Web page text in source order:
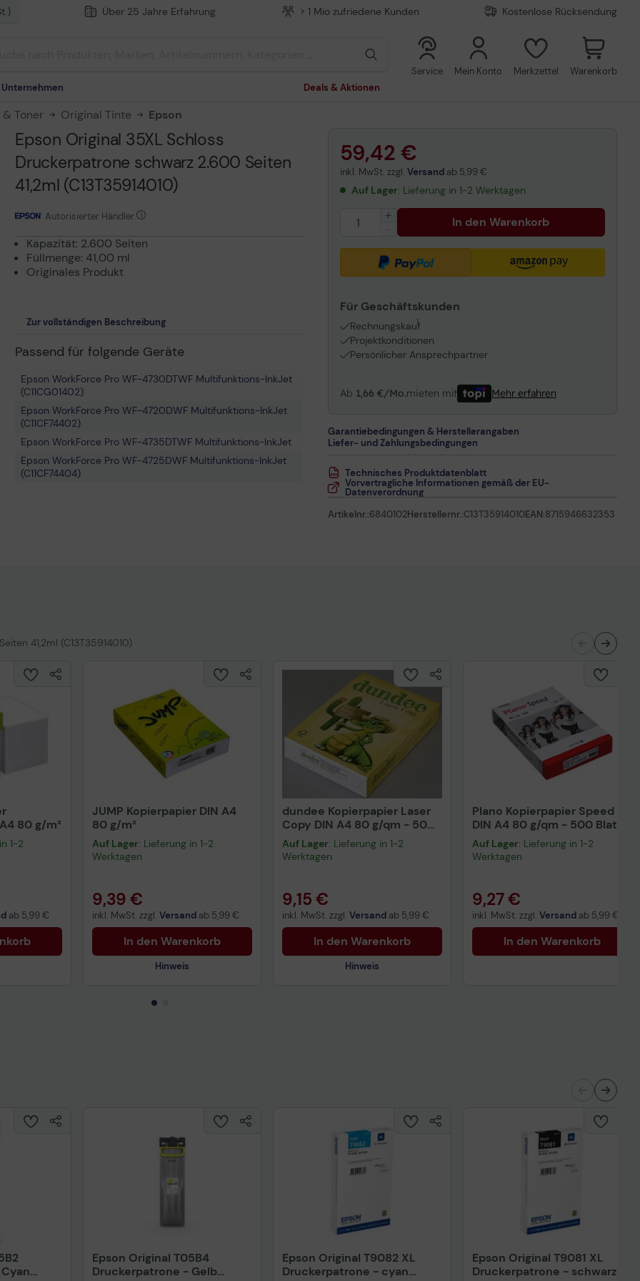
Über 25 Jahre Erfahrung > 1 Mio zufriedene Kunden Kostenlose Rücksendung
Deals & Aktionen
Service Mein Konto Merkzettel Warenkorb
Toner Original Tinte Epson
Epson Original 35XL Schloss
Druckerpatrone schwarz 2.600 Seiten
41,2ml (C13T35914010)
Autorisierter Händler
Kapazität: 2.600 Seiten
Füllmenge: 41,00 ml
Originales Produkt
Zur vollständigen Beschreibung
Passend für folgende Geräte
Epson WorkForce Pro WF-4730DTWF Multifunktions-InkJet
(C11CG01402)
Epson WorkForce Pro WF-4720DWF Multifunktions-InkJet
(C11CF74402)
Epson WorkForce Pro WF-4735DTWF Multifunktions-InkJet
Epson WorkForce Pro WF-4725DWF Multifunktions-InkJet
(C11CF74404)
59,42 €
inkl. MwSt. zzgl. Versandab 5,99 €
Auf Lager: Lieferung in 1-2 Werktagen
In den Warenkorb
Für Geschäftskunden
Rechnungskauf
1
Projektkonditionen
Persönlicher Ansprechpartner
Ab 1,66 €/Mo.mieten mit Mehr erfahren
Garantiebedingungen & Herstellerangaben
Liefer- und Zahlungsbedingungen
Technisches Produktdatenblatt
Vorvertragliche Informationen gemäß der EU-
Datenverordnung
Artikelnr.:6840102Herstellernr.:C13T35914010EAN:8715946632353
41,2ml (C13T35914010)
80 g/m²
1-2
ab 5,99 €
JUMP Kopierpapier DIN A4
80 g/m²
Auf Lager: Lieferung in 1-2
Werktagen
9,39 €
inkl. MwSt. zzgl. Versand ab 5,99 €
In den Warenkorb
Hinweis
dundee Kopierpapier Laser
Copy DIN A4 80 g/qm - 500
Blatt
Auf Lager: Lieferung in 1-2
Werktagen
9,15 €
inkl. MwSt. zzgl. Versand ab 5,99 €
In den Warenkorb
Hinweis
Plano Kopierpapier Speed
DIN A4 80 g/qm - 500 Blatt
Auf Lager: Lieferung in 1-2
Werktagen
9,27 €
inkl. MwSt. zzgl. Versand ab 5,99 €
In den Warenkorb
Epson Original T05B4
Druckerpatrone - Gelb
Epson Original T9082 XL
Druckerpatrone - cyan
Epson Original T9081 XL
Druckerpatrone - schwarz